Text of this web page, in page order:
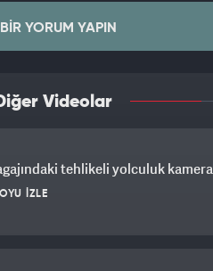
BIR YORUM YAPIN
Videolar
tehlikeli yolculuk
İZLE